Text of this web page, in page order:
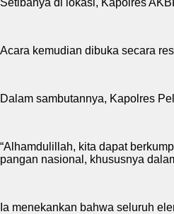
Acara kemudian dibuka secara
Dalam sambutannya, Kapolres
“Alhamdulillah, kita dapat
pangan nasional, khususnya
Ia menekankan bahwa seluruh